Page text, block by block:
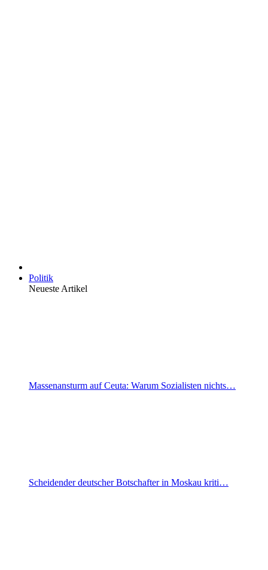
Politik
Neueste Artikel
Massenansturm auf Ceuta: Warum Sozialisten nichts…
Scheidender deutscher Botschafter in Moskau kriti…